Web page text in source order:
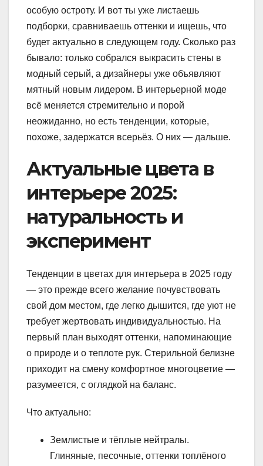
особую остроту. И вот ты уже листаешь
подборки, сравниваешь оттенки и ищешь, что
будет актуально в следующем году. Сколько раз
бывало: только собрался выкрасить стены в
модный серый, а дизайнеры уже объявляют
мятный новым лидером. В интерьерной моде
всё меняется стремительно и порой
неожиданно, но есть тенденции, которые,
похоже, задержатся всерьёз. О них — дальше.
Актуальные цвета в
интерьере 2025:
натуральность и
эксперимент
Тенденции в цветах для интерьера в 2025 году
— это прежде всего желание почувствовать
свой дом местом, где легко дышится, где уют не
требует жертвовать индивидуальностью. На
первый план выходят оттенки, напоминающие
о природе и о теплоте рук. Стерильной белизне
приходит на смену комфортное многоцветие —
разумеется, с оглядкой на баланс.
Что актуально:
Землистые и тёплые нейтралы.
Глиняные, песочные, оттенки топлёного